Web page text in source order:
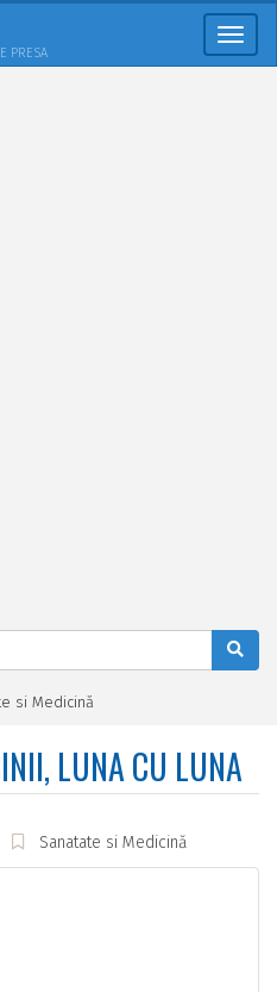
PRESA
si Medicină
LUNA CU LUNA
Sanatate si Medicină